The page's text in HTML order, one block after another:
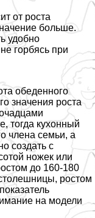
от роста
больше.
удобно
горбясь при
обеденного
значения роста
тогда кухонный
члeна семьи, а
создать с
ножек или
до 160-180
ростом
на модели